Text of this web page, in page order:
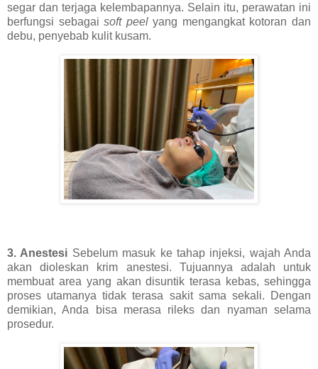
segar dan terjaga kelembapannya. Selain itu, perawatan ini
berfungsi sebagaisoft peelyang mengangkat kotoran dan
debu, penyebab kulit kusam.
3. Anestesi Sebelum masuk ke tahap injeksi, wajah Anda
akan dioleskan krim anestesi. Tujuannya adalah untuk
membuat area yang akan disuntik terasa kebas, sehingga
proses utamanya tidak terasa sakit sama sekali. Dengan
demikian, Anda bisa merasa rileks dan nyaman selama
prosedur.